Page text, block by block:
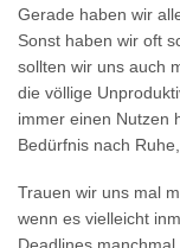
Gerade haben wir
Sonst haben wir oft
sollten wir uns auch
die völlige
immer einen Nutzen
Bedürfnis nach
Trauen wir uns mal
wenn es vielleicht